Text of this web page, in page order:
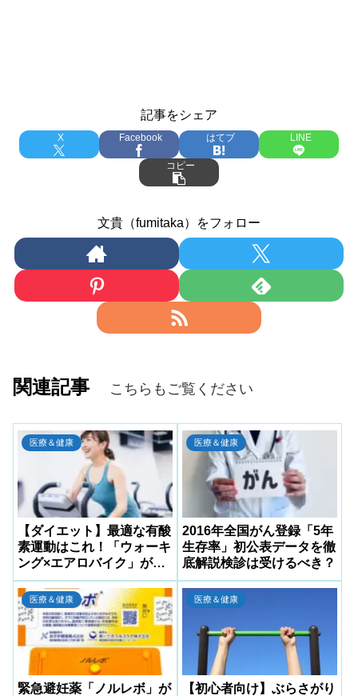
記事をシェア
X Facebook はてブ LINE
コピー
文貴（fumitaka）をフォロー
関連記事 こちらもご覧ください
医療＆健康
【ダイエット】最適な有酸
素運動はこれ！「ウォーキ
ング×エアロバイク」が最
強
医療＆健康
2016年全国がん登録「5年
生存率」初公表データを徹
底解説検診は受けるべき？
医療＆健康
緊急避妊薬「ノルレボ」が
医療＆健康
【初心者向け】ぶらさがり